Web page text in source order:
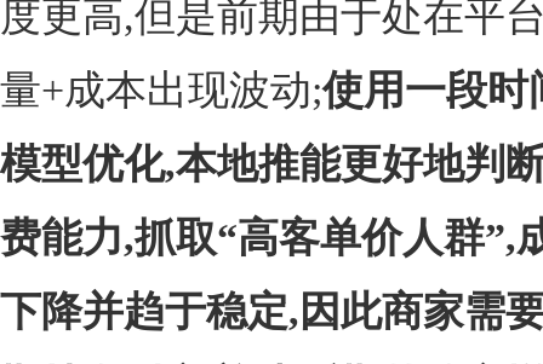
度更高,但是前期由于处在平
量+成本出现波动;使用一段时
模型优化,本地推能更好地判
费能力,抓取“高客单价人群”,
下降并趋于稳定,因此商家需